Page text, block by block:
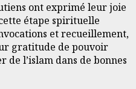
ont exprimé leur joie
étape spirituelle
et recueillement,
gratitude de pouvoir
l’islam dans de bonnes